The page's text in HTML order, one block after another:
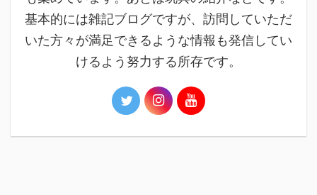
基本的には雑記ブログですが、訪問していただ
いた方々が満足できるような情報も発信してい
けるよう努力する所存です。